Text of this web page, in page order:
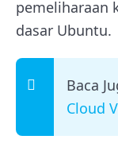
pemeliharaan
dasar Ubuntu.
Baca
Cloud